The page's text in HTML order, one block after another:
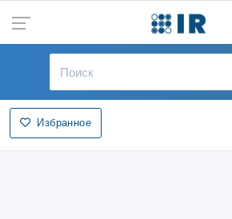
Избранное